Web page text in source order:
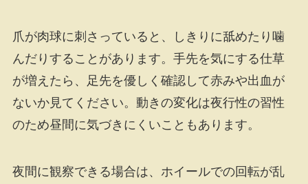
爪が肉球に刺さっていると、しきりに舐めたり噛
んだりすることがあります。手先を気にする仕草
が増えたら、足先を優しく確認して赤みや出血が
ないか見てください。動きの変化は夜行性の習性
のため昼間に気づきにくいこともあります。
夜間に観察できる場合は、ホイールでの回転が乱